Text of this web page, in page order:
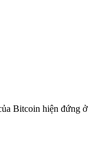
Bitcoin hiện đứng ở